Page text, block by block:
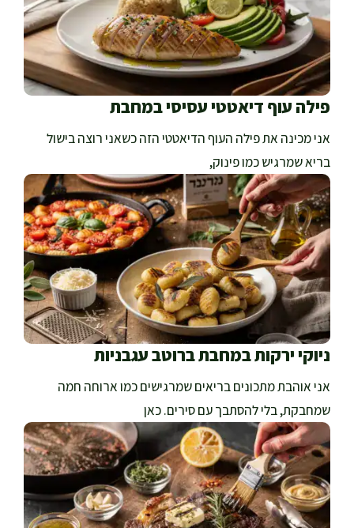
פילה עוף דיאטטי עסיסי במחבת
אני מכינה את פילה העוף הדיאטטי הזה כשאני רוצה בישול
בריא שמרגיש כמו פינוק,
ניוקי ירקות במחבת ברוטב עגבניות
אני אוהבת מתכונים בריאים שמרגישים כמו ארוחה חמה
שמחבקת, בלי להסתבך עם סירים. כאן